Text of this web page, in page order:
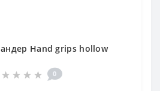
Hand grips hollow
0